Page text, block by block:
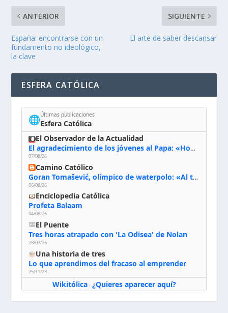
ANTERIOR
España: encontrarse con un
fundamento no ideológico,
la clave
SIGUIENTE
El arte de saber descansar
ESFERA CATÓLICA
🌐Últimas publicaciones
Esfera Católica
El Observador de la Actualidad
El agradecimiento de los jóvenes al Papa: «Hoy nos sentimos Iglesia»
07/08/26
Camino Católico
Goran Tomašević, olímpico de waterpolo: «Al terminar el Camino de Santiago entregué mi vida a Cristo; hablé con Dios y le dije: ‘Estoy listo; estoy a tu servicio. Puedo llevar lo que sea necesario para ti’»
06/08/26
Enciclopedia Católica
Profeta Balaam
04/08/26
El Puente
Tres horas atrapado con 'La Odisea' de Nolan
28/07/26
Una historia de tres
Lo que aprendimos del fracaso al emprender
25/11/23
Wikitólica· ¿Quieres aparecer aquí?